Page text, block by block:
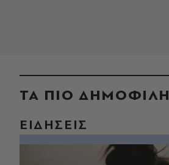
ΤΑ ΠΙΟ ΔΗΜΟΦΙΛΗ
ΕΙΔΗΣΕΙΣ